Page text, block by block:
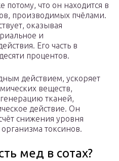
потому, что он находится в
производимых пчёлами.
оказывая
и
Его часть в
процентов.
действием, ускоряет
веществ,
тканей,
действие. Он
снижения уровня
токсинов.
мед в сотах?